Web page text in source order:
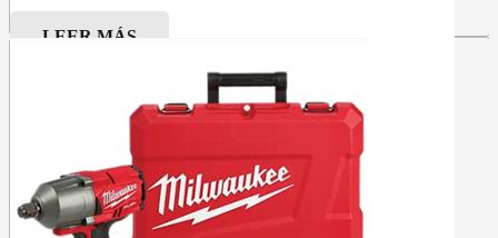
LEER MÁS